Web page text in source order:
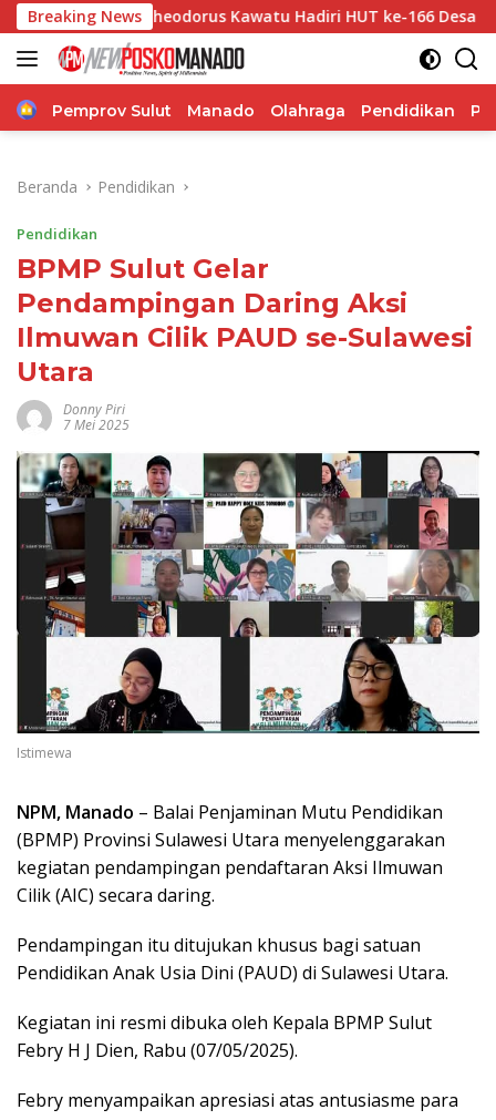
Langsung
ke
konten
Breaking News
Theodorus Kawatu Hadiri HUT ke-166 Desa Malola,
Home
Pemprov Sulut Manado Olahraga Pendidikan
Beranda Pendidikan
Pendidikan
BPMP Sulut Gelar
Pendampingan Daring Aksi
Ilmuwan Cilik PAUD se-Sulawesi
Utara
Donny Piri
7 Mei 2025
Istimewa
NPM, Manado – Balai Penjaminan Mutu Pendidikan
(BPMP) Provinsi Sulawesi Utara menyelenggarakan
kegiatan pendampingan pendaftaran Aksi Ilmuwan
Cilik (AIC) secara daring.
Pendampingan itu ditujukan khusus bagi satuan
Pendidikan Anak Usia Dini (PAUD) di Sulawesi Utara.
Kegiatan ini resmi dibuka oleh Kepala BPMP Sulut
Febry H J Dien, Rabu (07/05/2025).
Febry menyampaikan apresiasi atas antusiasme para